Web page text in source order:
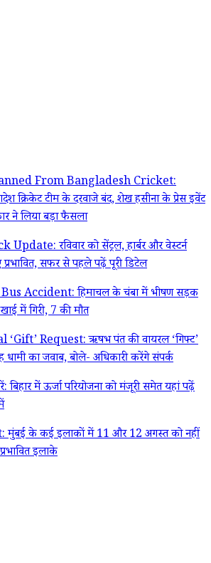
From Bangladesh Cricket:
क्रिकेट टीम के दरवाजे बंद, शेख हसीना के प्रेस इवेंट
ने लिया बड़ा फैसला
रविवार को सेंट्रल, हार्बर और वेस्टर्न
सफर से पहले पढ़ें पूरी डिटेल
Accident: हिमाचल के चंबा में भीषण सड़क
में गिरी, 7 की मौत
Request: ऋषभ पंत की वायरल ‘गिफ्ट’
धामी का जवाब, बोले- अधिकारी करेंगे संपर्क
में ऊर्जा परियोजना को मंजूरी समेत यहां पढ़ें
के कई इलाकों में 11 और 12 अगस्त को नहीं
इलाके